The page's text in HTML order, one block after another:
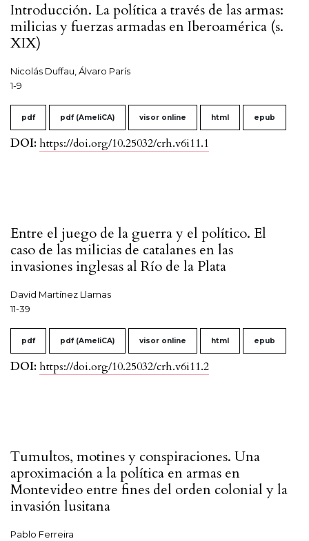
Introducción. La política a través de las armas:
milicias y fuerzas armadas en Iberoamérica (s.
XIX)
Nicolás Duffau, Álvaro París
1-9
pdf pdf (AmeliCA) visor online html epub
DOI: https://doi.org/10.25032/crh.v6i11.1
Entre el juego de la guerra y el político. El
caso de las milicias de catalanes en las
invasiones inglesas al Río de la Plata
David Martínez Llamas
11-39
pdf pdf (AmeliCA) visor online html epub
DOI: https://doi.org/10.25032/crh.v6i11.2
Tumultos, motines y conspiraciones. Una
aproximación a la política en armas en
Montevideo entre fines del orden colonial y la
invasión lusitana
Pablo Ferreira